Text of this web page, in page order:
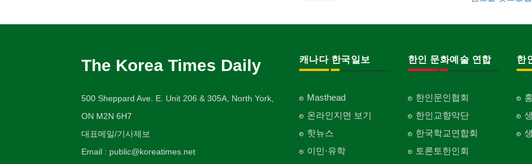
The Korea Times Daily
500 Sheppard Ave. E. Unit 206 & 305A, North York,
ON M2N 6H7
대표메일/기사제보
Email : public@koreatimes.net
캐나다 한국일보
Masthead
온라인지면 보기
핫뉴스
이민·유학
한인 문화예술 연합
한인문인협회
한인교향악단
한국학교연합회
토론토한인회
한